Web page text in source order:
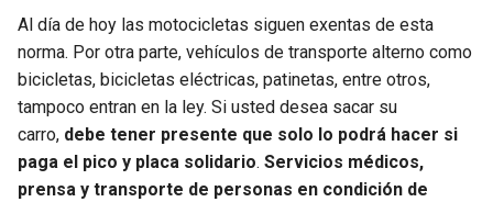
Al día de hoy las motocicletas siguen exentas de esta
norma. Por otra parte, vehículos de transporte alterno como
bicicletas, bicicletas eléctricas, patinetas, entre otros,
tampoco entran en la ley. Si usted desea sacar su
carro, debe tener presente que solo lo podrá hacer si
paga el pico y placa solidario. Servicios médicos,
prensa y transporte de personas en condición de